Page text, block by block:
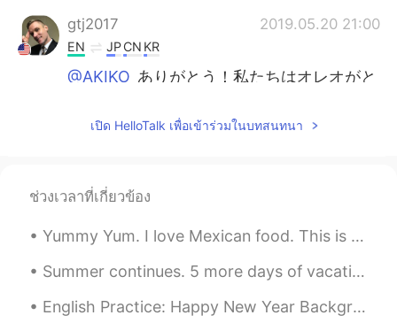
gtj2017 2019.05.20 21:00
EN JPCN KR
@AKIKO ありがとう！私たちはオレオがと
nori 2019.05.20 15:24
素敵なお父さんを持っている息子さんは幸
せですね😊😊😊💕
amy 2019.05.20 13:58
ので、クッキーとクリムのアイスな味
เปิด HelloTalk เพื่อเข้าร่วมในบทสนทนา
ช่วงเวลาที่เกี่ยวข้อง
Yummy Yum. I love Mexican food. This is called a "Huarache" The bottom is a fried tortilla. To...
Summer continues. 5 more days of vacation 4am start Tokyo -> Hakone -> Izu. Solo Camping, Co...
English Practice: Happy New Year Background: Today is the first day of 2020!! It is important ...